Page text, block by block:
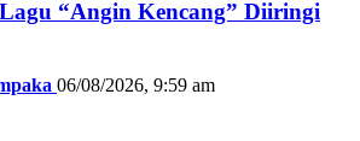
“Angin Kencang” Diiringi
06/08/2026, 9:59 am